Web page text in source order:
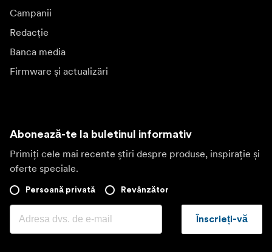
Campanii
Redacție
Banca media
Firmware și actualizări
Abonează-te la buletinul informativ
Primiți cele mai recente știri despre produse, inspirație și
oferte speciale.
Persoană privată Revânzător
Înscrieți-vă